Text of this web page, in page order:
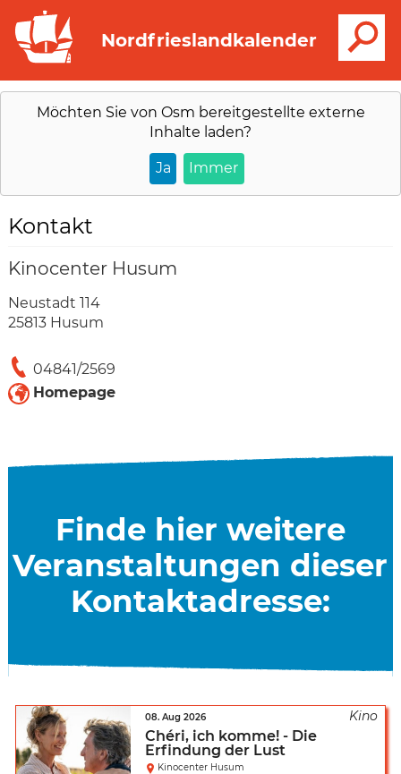
Nordfrieslandkalender
Möchten Sie von Osm bereitgestellte externe
Inhalte laden?
Ja Immer
Neustadt 114
25813 Husum
04841/2569
Homepage
Kinocenter Husum
Kontakt
Finde hier weitere
Veranstaltungen dieser
Kontaktadresse:
Chéri, ich komme! - Die
Erfindung der Lust
08. Aug 2026
Kinocenter Husum